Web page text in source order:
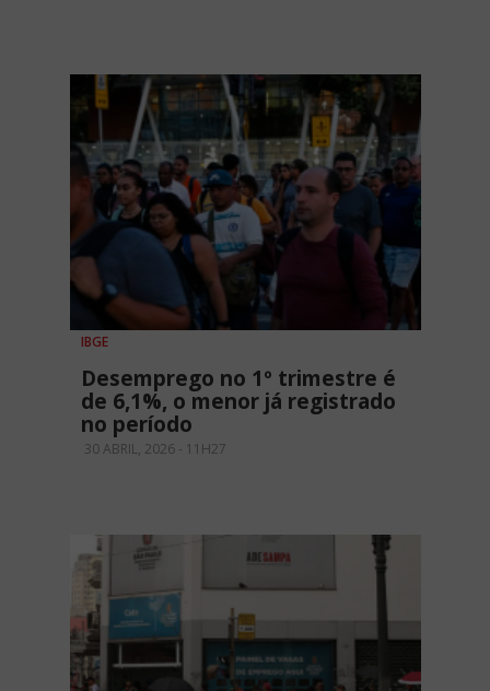
IBGE
Desemprego no 1º trimestre é
de 6,1%, o menor já registrado
no período
30 ABRIL, 2026 - 11H27